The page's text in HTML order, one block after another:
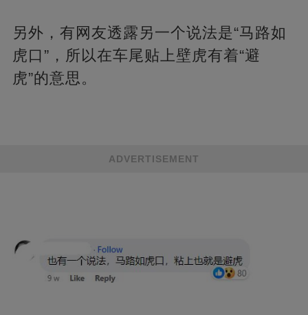
另外，有网友透露另一个说法是“马路如
虎口”，所以在车尾贴上壁虎有着“避
虎”的意思。
ADVERTISEMENT